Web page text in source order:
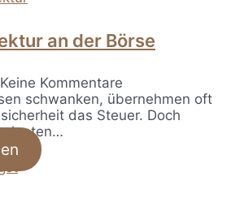
an der Börse
Keine Kommentare
schwanken, übernehmen oft
das Steuer. Doch